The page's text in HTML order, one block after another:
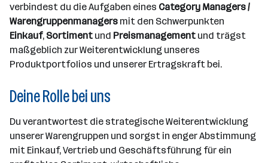
z
a
h
l
verbindest du die Aufgaben eines Category Managers /
Warengruppenmanagers mit den Schwerpunkten
Einkauf, Sortiment und Preismanagement und trägst
maßgeblich zur Weiterentwicklung unseres
Produktportfolios und unserer Ertragskraft bei.
Deine Rolle bei uns
Du verantwortest die strategische Weiterentwicklung
unserer Warengruppen und sorgst in enger Abstimmung
mit Einkauf, Vertrieb und Geschäftsführung für ein